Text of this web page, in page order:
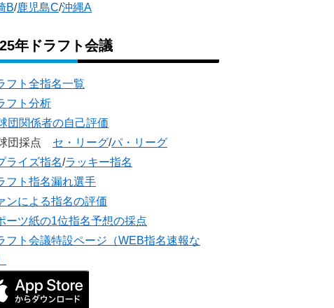
B/鹿児島C/沖縄A
年ドラフト会議
フト全指名一覧
フト分析
団関係者の自己評価
団採点 セ・リーグ/パ・リーグ
ライズ指名/ラッキー指名
フト指名漏れ選手
ンによる指名の評価
ーツ紙の1位指名予想の採点
フト会議特設ページ（WEB指名速報な